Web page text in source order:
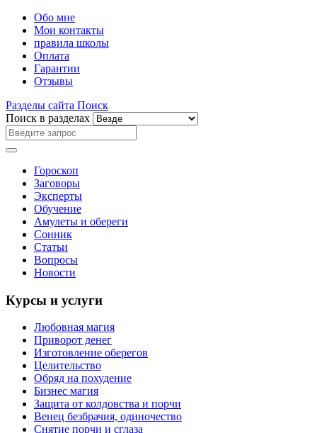
Обо мне
Мои контакты
правила школы
Оплата
Гарантии
Отзывы
Разделы сайта Поиск
Поиск в разделах
Гороскоп
Заговоры
Эксперты
Обучение
Амулеты и обереги
Сонник
Статьи
Вопросы
Новости
Курсы и услуги
Любовная магия
Приворот денег
Изготовление оберегов
Целительство
Обряд на похудение
Бизнес магия
Защита от колдовства и порчи
Венец безбрачия, одиночество
Снятие порчи и сглаза